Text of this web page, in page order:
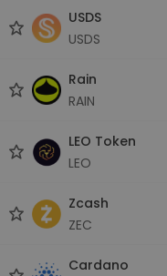
USDS
USDS
Rain
RAIN
LEO Token
LEO
Zcash
ZEC
Cardano